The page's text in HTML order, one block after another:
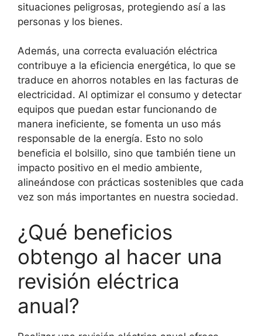
situaciones peligrosas, protegiendo así a las
personas y los bienes.
Además, una correcta evaluación eléctrica
contribuye a la eficiencia energética, lo que se
traduce en ahorros notables en las facturas de
electricidad. Al optimizar el consumo y detectar
equipos que puedan estar funcionando de
manera ineficiente, se fomenta un uso más
responsable de la energía. Esto no solo
beneficia el bolsillo, sino que también tiene un
impacto positivo en el medio ambiente,
alineándose con prácticas sostenibles que cada
vez son más importantes en nuestra sociedad.
¿Qué beneficios
obtengo al hacer una
revisión eléctrica
anual?